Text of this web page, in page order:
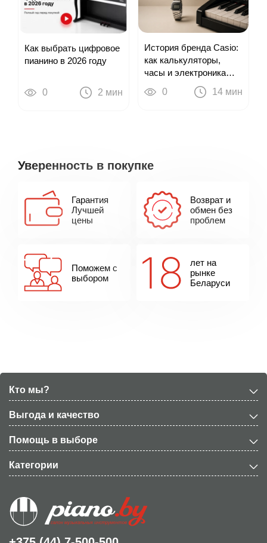
Как выбрать цифровое
пианино в 2026 году
0 2 мин
История бренда Casio:
как калькуляторы,
часы и электроника
привели к цифровым
пианино
0 14 мин
Уверенность в покупке
Гарантия
Лучшей
цены
Возврат и
обмен без
проблем
Поможем с
выбором
лет на
рынке
Беларуси
Кто мы?
Выгода и качество
Помощь в выборе
Категории